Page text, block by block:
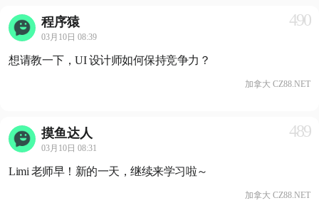
程序猿
03月10日 08:39
490
想请教一下，UI 设计师如何保持竞争力？
加拿大 CZ88.NET
摸鱼达人
03月10日 08:31
489
Limi 老师早！新的一天，继续来学习啦～
加拿大 CZ88.NET